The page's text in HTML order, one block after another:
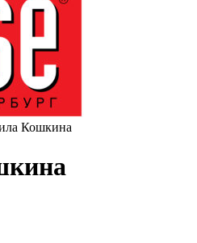
Кошкина